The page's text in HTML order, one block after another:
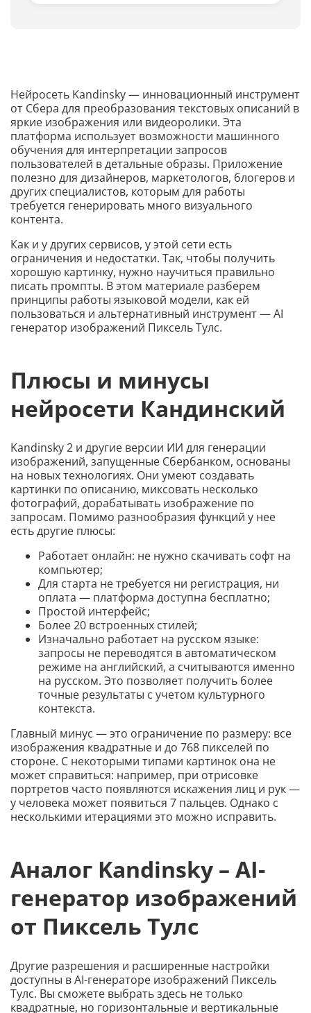
Нейросеть Kandinsky — инновационный инструмент
от Сбера для преобразования текстовых описаний в
яркие изображения или видеоролики. Эта
платформа использует возможности машинного
обучения для интерпретации запросов
пользователей в детальные образы. Приложение
полезно для дизайнеров, маркетологов, блогеров и
других специалистов, которым для работы
требуется генерировать много визуального
контента.
Как и у других сервисов, у этой сети есть
ограничения и недостатки. Так, чтобы получить
хорошую картинку, нужно научиться правильно
писать промпты. В этом материале разберем
принципы работы языковой модели, как ей
пользоваться и альтернативный инструмент — AI
генератор изображений Пиксель Тулс.
Плюсы и минусы
нейросети Кандинский
Kandinsky 2 и другие версии ИИ для генерации
изображений, запущенные Сбербанком, основаны
на новых технологиях. Они умеют создавать
картинки по описанию, миксовать несколько
фотографий, дорабатывать изображение по
запросам. Помимо разнообразия функций у нее
есть другие плюсы:
Работает онлайн: не нужно скачивать софт на
компьютер;
Для старта не требуется ни регистрация, ни
оплата — платформа доступна бесплатно;
Простой интерфейс;
Более 20 встроенных стилей;
Изначально работает на русском языке:
запросы не переводятся в автоматическом
режиме на английский, а считываются именно
на русском. Это позволяет получить более
точные результаты с учетом культурного
контекста.
Главный минус — это ограничение по размеру: все
изображения квадратные и до 768 пикселей по
стороне. С некоторыми типами картинок она не
может справиться: например, при отрисовке
портретов часто появляются искажения лиц и рук —
у человека может появиться 7 пальцев. Однако с
несколькими итерациями это можно исправить.
Аналог Kandinsky – AI-
генератор изображений
от Пиксель Тулс
Другие разрешения и расширенные настройки
доступны в AI-генераторе изображений Пиксель
Тулс. Вы сможете выбрать здесь не только
квадратные, но горизонтальные и вертикальные